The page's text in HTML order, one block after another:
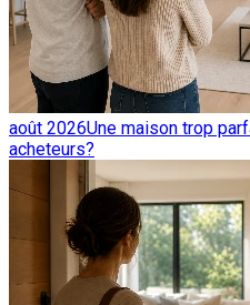
août 2026Une maison trop
acheteurs?